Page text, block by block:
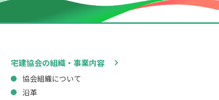
宅建協会の組織・事業内容
協会組織について
沿革